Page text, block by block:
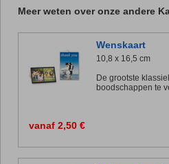
Meer weten over onze andere
Wenskaart
10,8 x 16,5 cm
De grootste
boodschappen te
vanaf 2,50 €